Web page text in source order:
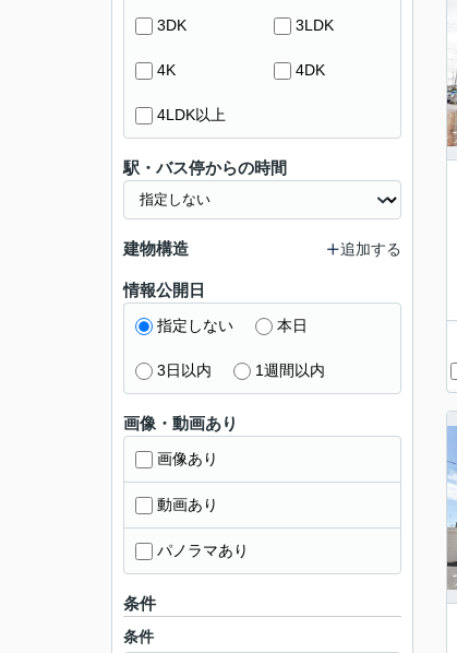
3DK 3LDK
4K 4DK
4LDK以上
駅・バス停からの時間
建物構造 追加する
情報公開日
指定しない 本日
3日以内 1週間以内
画像・動画あり
画像あり
動画あり
パノラマあり
条件
条件